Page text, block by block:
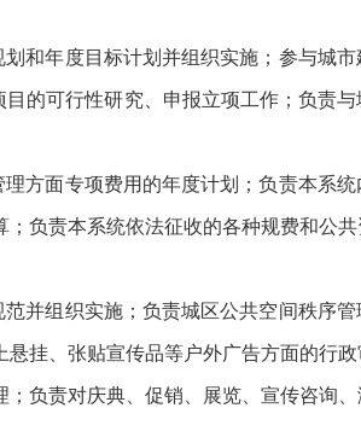
年度目标计划并组织实施；参与城市
的可行性研究、申报立项工作；负责
面专项费用的年度计划；负责本系统
负责本系统依法征收的各种规费和公共
组织实施；负责城区公共空间秩序管
挂、张贴宣传品等户外广告方面的行
负责对庆典、促销、展览、宣传咨询